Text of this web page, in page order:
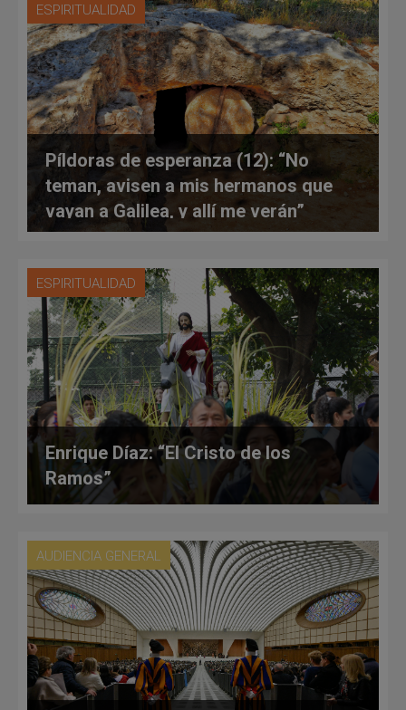
ESPIRITUALIDAD
Píldoras de esperanza (12): “No
teman, avisen a mis hermanos que
vayan a Galilea, y allí me verán”
ESPIRITUALIDAD
Enrique Díaz: “El Cristo de los
Ramos”
AUDIENCIA GENERAL